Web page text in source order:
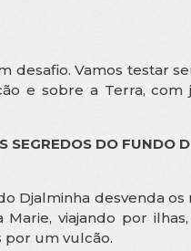
desafio. Vamos testar
e sobre a Terra,
SEGREDOS DO FUNDO
Djalminha desvenda
viajando por
por um vulcão.